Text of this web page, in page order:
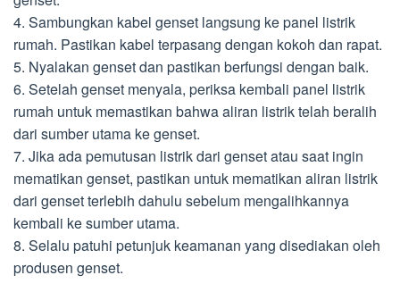
4. Sambungkan kabel genset langsung ke panel listrik
rumah. Pastikan kabel terpasang dengan kokoh dan rapat.
5. Nyalakan genset dan pastikan berfungsi dengan baik.
6. Setelah genset menyala, periksa kembali panel listrik
rumah untuk memastikan bahwa aliran listrik telah beralih
dari sumber utama ke genset.
7. Jika ada pemutusan listrik dari genset atau saat ingin
mematikan genset, pastikan untuk mematikan aliran listrik
dari genset terlebih dahulu sebelum mengalihkannya
kembali ke sumber utama.
8. Selalu patuhi petunjuk keamanan yang disediakan oleh
produsen genset.